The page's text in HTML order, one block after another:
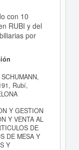
con 10
RUBI y del
por
Rubí,
Y GESTION
Y VENTA AL
DE
DE MESA Y
Y